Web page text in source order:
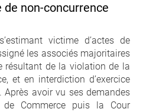
non-concurrence
victime d’actes de
les associés majoritaires
résultant de la violation de la
et en interdiction d’exercice
Après avoir vu ses demandes
Commerce puis la Cour